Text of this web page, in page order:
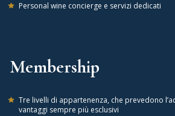
Personal wine concierge e servizi dedicati
Membership
Tre livelli di appartenenza, che prevedono
vantaggi sempre più esclusivi